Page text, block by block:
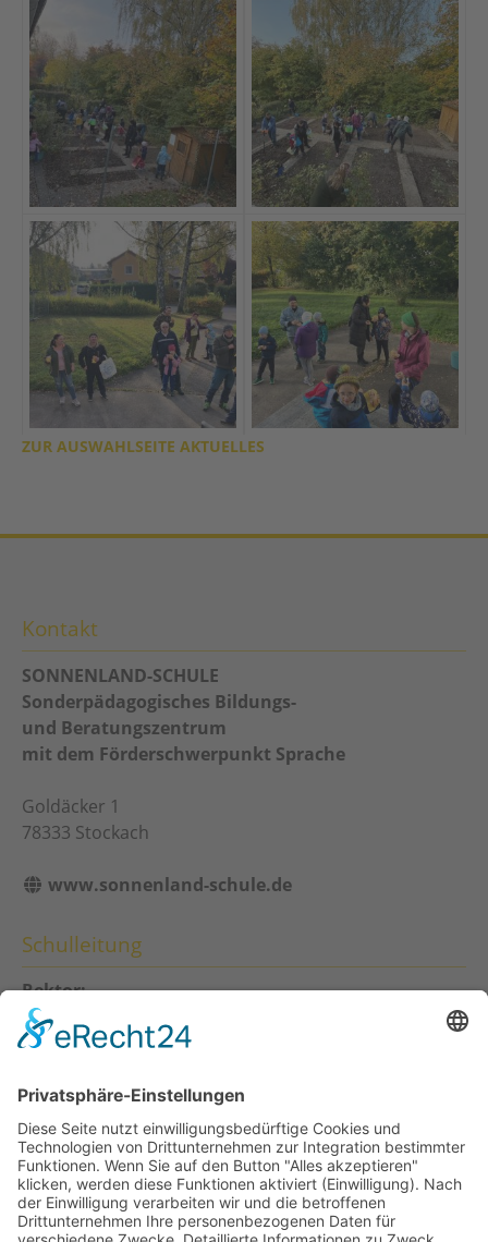
ZUR AUSWAHLSEITE AKTUELLES
Kontakt
SONNENLAND-SCHULE
Sonderpädagogisches Bildungs-
und Beratungszentrum
mit dem Förderschwerpunkt Sprache
Goldäcker 1
78333 Stockach
www.sonnenland-schule.de
Schulleitung
Rektor:
Heino Sittig
Anna-Lena Grambach
Sekretariat
Ulrike Bossart
Sprechzeiten: Mo - Fr 7:30 -12:30 Uhr